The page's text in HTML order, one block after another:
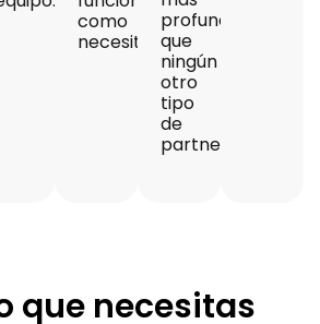
como
necesitas.
profundidad
que
ningún
otro
tipo
de
partner.
que necesitas